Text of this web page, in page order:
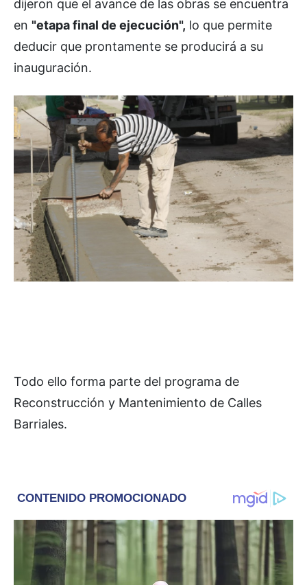
dijeron que el avance de las obras se encuentra
en "etapa final de ejecución", lo que permite
deducir que prontamente se producirá a su
inauguración.
Todo ello forma parte del programa de
Reconstrucción y Mantenimiento de Calles
Barriales.